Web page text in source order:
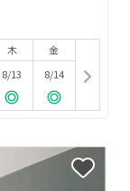
木
8/13
金
8/14